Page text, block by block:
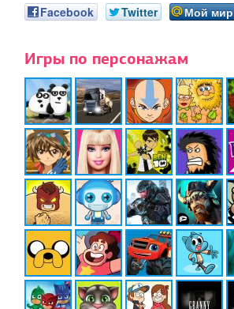
Facebook Twitter Мой мир
Игры по персонажам